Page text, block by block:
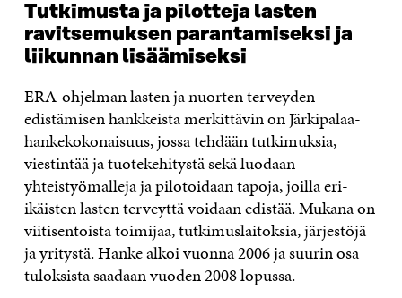
Tutkimusta ja pilotteja lasten
ravitsemuksen parantamiseksi ja
liikunnan lisäämiseksi
ERA-ohjelman lasten ja nuorten terveyden
edistämisen hankkeista merkittävin on Järkipalaa-
hankekokonaisuus, jossa tehdään tutkimuksia,
viestintää ja tuotekehitystä sekä luodaan
yhteistyömalleja ja pilotoidaan tapoja, joilla eri-
ikäisten lasten terveyttä voidaan edistää. Mukana on
viitisentoista toimijaa, tutkimuslaitoksia, järjestöjä
ja yritystä. Hanke alkoi vuonna 2006 ja suurin osa
tuloksista saadaan vuoden 2008 lopussa.